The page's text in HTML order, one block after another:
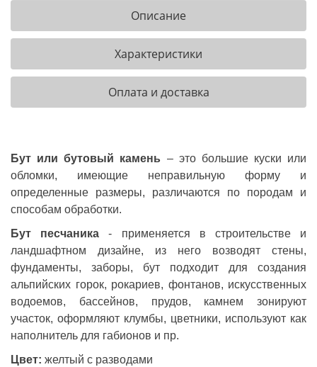
Описание
Характеристики
Оплата и доставка
Бут или бутовый камень – это большие куски или
обломки, имеющие неправильную форму и
определенные размеры, различаются по породам и
способам обработки.
Бут песчаника- применяется в строительстве и
ландшафтном дизайне, из него возводят стены,
фундаменты, заборы, бут подходит для создания
альпийских горок, рокариев, фонтанов, искусственных
водоемов, бассейнов, прудов, камнем зонируют
участок, оформляют клумбы, цветники, используют как
наполнитель для габионов и пр.
Цвет: желтый с разводами